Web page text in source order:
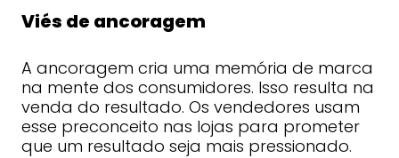
Viés de ancoragem
A ancoragem cria uma memória de marca
na mente dos consumidores. Isso resulta na
venda do resultado. Os vendedores usam
esse preconceito nas lojas para prometer
que um resultado seja mais pressionado.